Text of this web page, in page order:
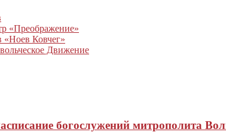
«Преображение»
Ковчег»
Движение
богослужений митрополита